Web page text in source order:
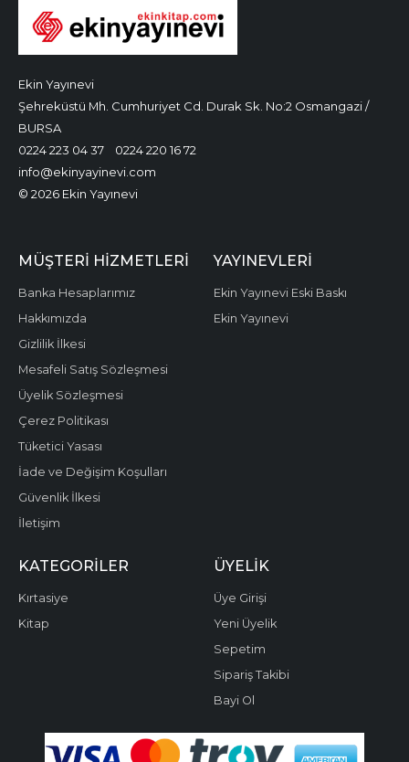
Ekin Yayınevi
Şehreküstü Mh. Cumhuriyet Cd. Durak Sk. No:2 Osmangazi /
BURSA
0224 223 04 37
0224 220 16 72
info@ekinyayinevi.com
© 2026 Ekin Yayınevi
MÜŞTERI HIZMETLERI
Banka Hesaplarımız
Hakkımızda
Gizlilik İlkesi
Mesafeli Satış Sözleşmesi
Üyelik Sözleşmesi
Çerez Politikası
Tüketici Yasası
İade ve Değişim Koşulları
Güvenlik İlkesi
İletişim
YAYINEVLERI
Ekin Yayınevi Eski Baskı
Ekin Yayınevi
KATEGORILER
Kırtasiye
Kitap
ÜYELIK
Üye Girişi
Yeni Üyelik
Sepetim
Sipariş Takibi
Bayi Ol